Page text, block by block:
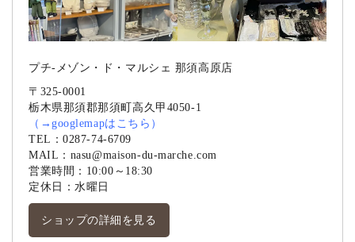
プチ-メゾン・ド・マルシェ 那須高原店
〒325-0001
栃木県那須郡那須町高久甲4050-1
（ →googlemapはこちら ）
TEL：0287-74-6709
MAIL： nasu@maison-du-marche.com
営業時間：10:00～18:30
定休日：水曜日
ショップの詳細を見る